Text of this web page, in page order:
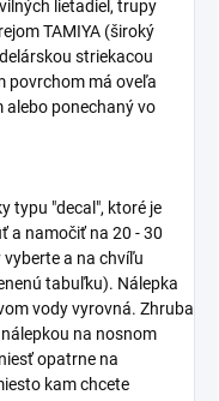
lietadiel, trupy
TAMIYA (široký
striekacou
povrchom má oveľa
alebo ponechaný vo
typu "decal", ktoré je
a namočiť na 20 - 30
a na chvíľu
tabuľku). Nálepka
vody vyrovná. Zhruba
na nosnom
opatrne na
kam chcete